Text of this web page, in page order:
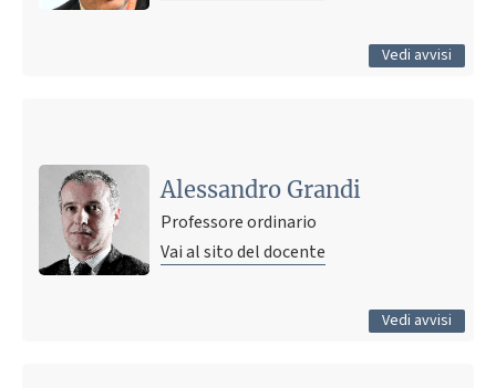
Vedi avvisi
Tutti gli avvisi
Alessandro Grandi
Professore ordinario
Vai al sito del docente
Vedi avvisi
20 luglio 2026 17:46
Tutti gli avvisi